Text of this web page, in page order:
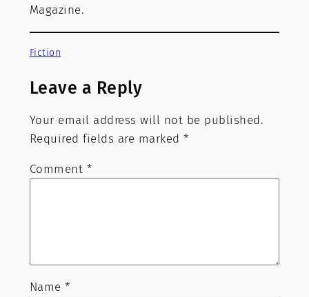
Magazine.
Fiction
Leave a Reply
Your email address will not be published.
Required fields are marked*
Comment *
Name*